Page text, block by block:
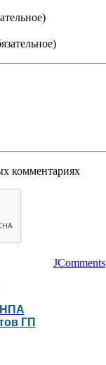
комментариях
JComments
НПА
ГП